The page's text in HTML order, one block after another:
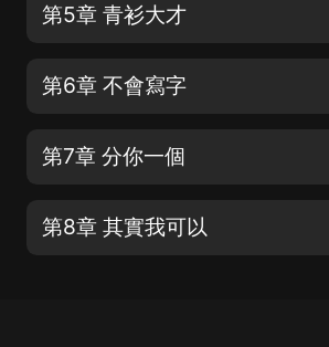
第5章 青衫大才
第6章 不會寫字
第7章 分你一個
第8章 其實我可以